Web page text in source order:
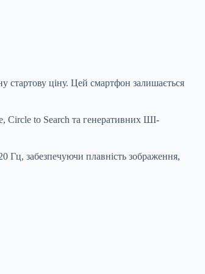
стартову ціну. Цей смартфон залишається
Circle to Search та генеративних ШІ-
забезпечуючи плавність зображення,